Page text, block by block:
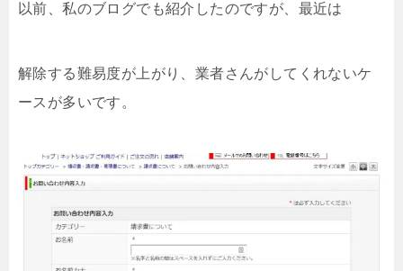
以前、私のブログでも紹介したのですが、最近は
解除する難易度が上がり、業者さんがしてくれないケ
ースが多いです。